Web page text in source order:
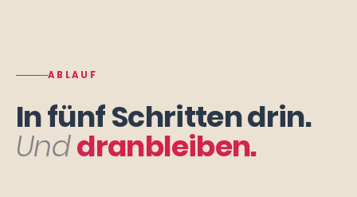
ABLAUF
In fünf Schritten drin.
Unddranbleiben.